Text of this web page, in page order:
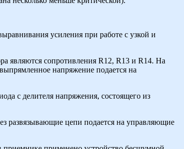
усиления при работе с узкой и
являются сопротивления R12, R13 и R14. На
напряжение подается на
с делителя напряжения, состоящего из
развязывающие цепи подается на управляющие